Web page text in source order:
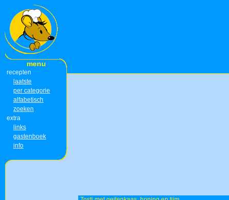
menu
recepten
laatste
per categorie
alfabetisch
zoeken
extra
links
gastenboek
info